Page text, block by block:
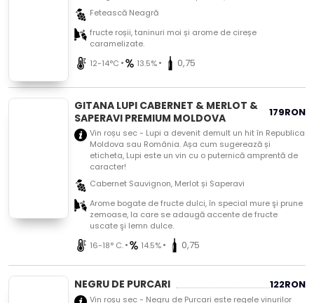
Fetească Neagră
fructe roșii, taninuri moi și arome de cireșe
caramelizate.
12-14°C • 13.5%• 0,75
GITANA LUPI CABERNET & MERLOT &
SAPERAVI PREMIUM MOLDOVA
179RON
Vin roșu sec - Lupi a devenit demult un hit în Republica
Moldova sau România. Așa cum sugerează și
eticheta, Lupi este un vin cu o puternică amprentă de
caracter!
Cabernet Sauvignon, Merlot și Saperavi
Arome bogate de fructe dulci, în special mure şi prune
zemoase, la care se adaugă accente de fructe
uscate şi lemn dulce.
16-18° C.• 14.5%• 0,75
NEGRU DE PURCARI 122RON
Vin roșu sec - Negru de Purcari este regele vinurilor